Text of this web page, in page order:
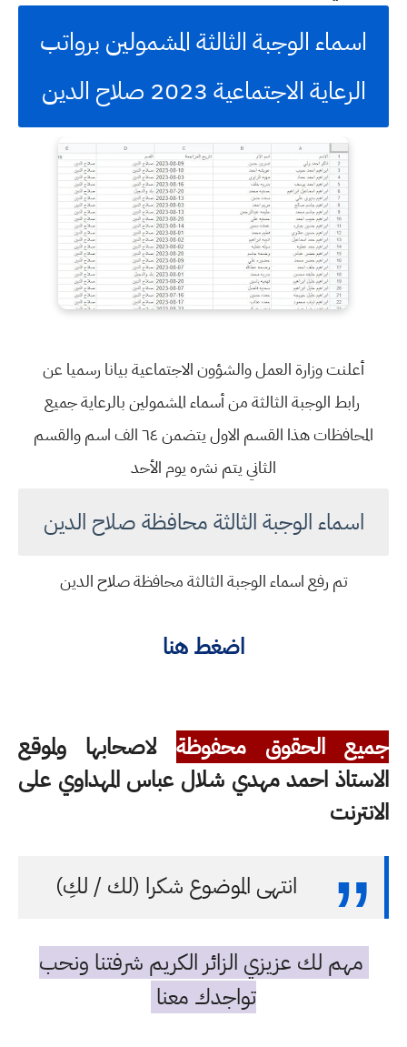
اسماء الوجبة الثالثة المشمولين برواتب
الرعاية الاجتماعية 2023 صلاح الدين
أعلنت وزارة العمل والشؤون الاجتماعية بيانا رسميا عن
رابط الوجبة الثالثة من أسماء المشمولين بالرعاية جميع
المحافظات هذا القسم الاول يتضمن ٦٤ الف اسم والقسم
الثاني يتم نشره يوم الأحد
اسماء الوجبة الثالثة محافظة صلاح الدين
تم رفع اسماء الوجبة الثالثة محافظة صلاح الدين
اضغط هنا
جميع الحقوق محفوظة لاصحابها ولموقع
الاستاذ احمد مهدي شلال عباس المهداوي على
الانترنت
انتهى الموضوع شكرا (لك / لكِ)
مهم لك عزيزي الزائر الكريم شرفتنا ونحب
تواجدك معنا